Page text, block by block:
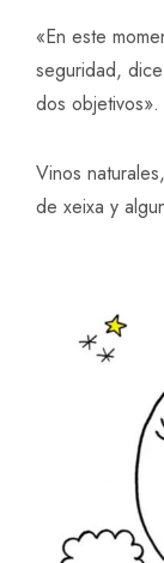
«En este
seguridad,
dos objetivos».
Vinos
de xeixa y